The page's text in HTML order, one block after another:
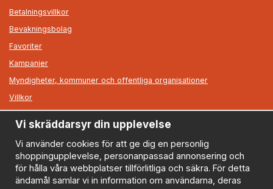
Betalningsvillkor
Bevakningsbolag
Favoriter
Kampanjer
Myndigheter, kommuner och offentliga organisationer
Villkor
Information
Om oss
Nyheter
Nyhetsbrev
Vi skräddarsyr din upplevelse
Vi använder cookies för att ge dig en personlig
shoppingupplevelse, personanpassad annonsering och
för hålla våra webbplatser tillförlitliga och säkra. För detta
ändamål samlar vi in information om användarna, deras